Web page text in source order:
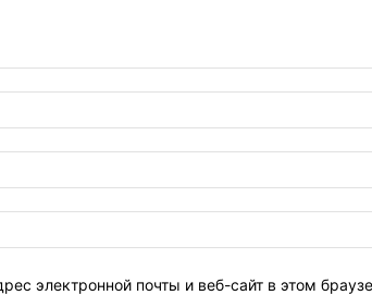
электронной почты и веб-сайт в этом